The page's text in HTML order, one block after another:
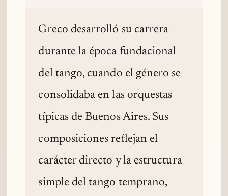
Greco desarrolló su carrera
durante la época fundacional
del tango, cuando el género se
consolidaba en las orquestas
típicas de Buenos Aires. Sus
composiciones reflejan el
carácter directo y la estructura
simple del tango temprano,